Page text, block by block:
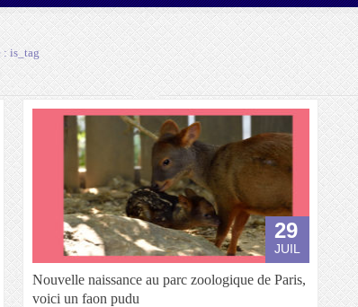
:is_tag
29
JUIL
Nouvelle naissance au parc zoologique de Paris,
voici un faon pudu